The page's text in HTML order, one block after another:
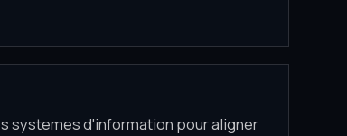
systemes d'information pour aligner